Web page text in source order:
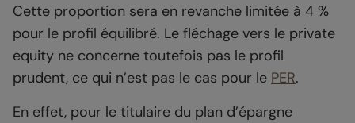
Cette proportion sera en revanche limitée à 4 %
pour le profil équilibré. Le fléchage vers le private
equity ne concerne toutefois pas le profil
prudent, ce qui n’est pas le cas pour le PER.
En effet, pour le titulaire du plan d’épargne